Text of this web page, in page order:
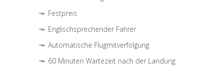
Festpreis
Englischsprechender Fahrer
Automatische Flugmitverfolgung
60 Minuten Wartezeit nach der Landung